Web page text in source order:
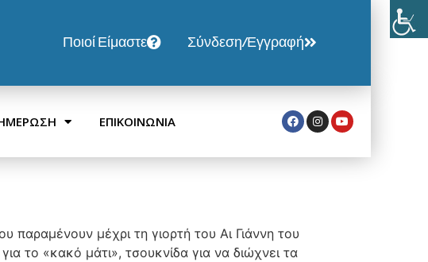
Ποιοί Είμαστε Σύνδεση/Εγγραφή
ΕΠΙΚΟΙΝΩΝΙΑ
μέχρι τη γιορτή του Αι Γιάννη του
το «κακό μάτι», τσουκνίδα για να διώχνει τα